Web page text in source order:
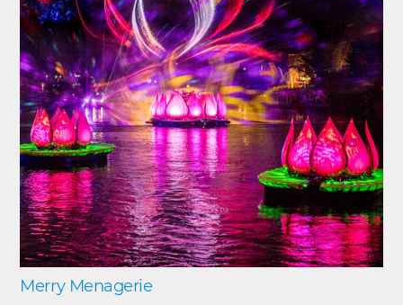
Merry Menagerie